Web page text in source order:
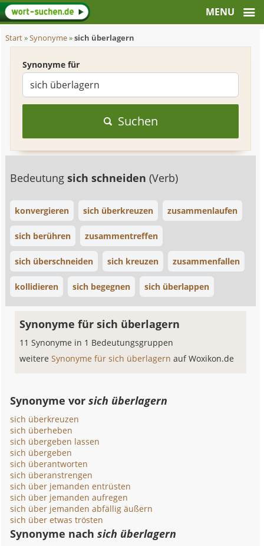
Start»Synonyme»sich überlagern
Synonyme für
Suchen
Bedeutungsich schneiden(Verb)
konvergieren sich überkreuzen zusammenlaufen
sich berühren zusammentreffen
sich überschneiden sich kreuzen zusammenfallen
kollidieren sich begegnen sich überlappen
Synonyme für sich überlagern
11 Synonyme in 1 Bedeutungsgruppen
weitereSynonyme für sich überlagernauf Woxikon.de
Synonyme vorsich überlagern
sich überkreuzen
sich überheben
sich übergeben lassen
sich übergeben
sich überantworten
sich überanstrengen
sich über jemanden entrüsten
sich über jemanden aufregen
sich über jemanden abfällig äußern
sich über etwas trösten
Synonyme nachsich überlagern